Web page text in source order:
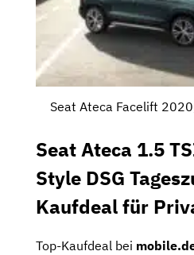
Seat Ateca Facelift
Seat Ateca 1.5
Style DSG
Kaufdeal für
Top-Kaufdeal bei